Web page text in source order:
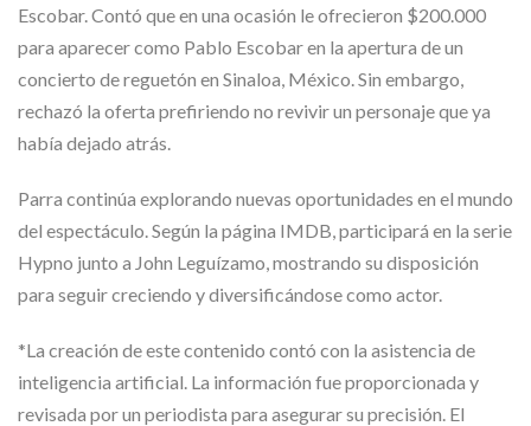
Escobar. Contó que en una ocasión le ofrecieron $200.000
para aparecer como Pablo Escobar en la apertura de un
concierto de reguetón en Sinaloa, México. Sin embargo,
rechazó la oferta prefiriendo no revivir un personaje que ya
había dejado atrás.
Parra continúa explorando nuevas oportunidades en el mundo
del espectáculo. Según la página IMDB, participará en la serie
Hypno junto a John Leguízamo, mostrando su disposición
para seguir creciendo y diversificándose como actor.
*La creación de este contenido contó con la asistencia de
inteligencia artificial. La información fue proporcionada y
revisada por un periodista para asegurar su precisión. El